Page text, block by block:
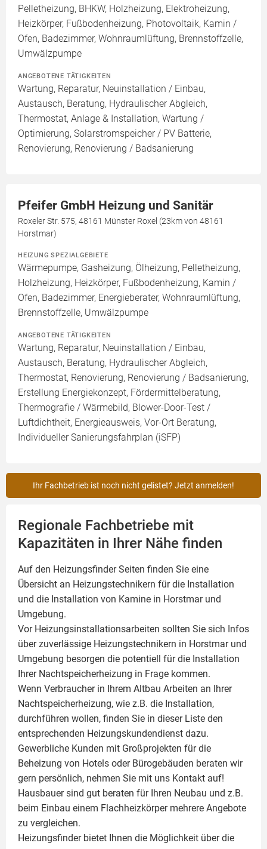
Pelletheizung, BHKW, Holzheizung, Elektroheizung,
Heizkörper, Fußbodenheizung, Photovoltaik, Kamin /
Ofen, Badezimmer, Wohnraumlüftung, Brennstoffzelle,
Umwälzpumpe
ANGEBOTENE TÄTIGKEITEN
Wartung, Reparatur, Neuinstallation / Einbau,
Austausch, Beratung, Hydraulischer Abgleich,
Thermostat, Anlage & Installation, Wartung /
Optimierung, Solarstromspeicher / PV Batterie,
Renovierung, Renovierung / Badsanierung
Pfeifer GmbH Heizung und Sanitär
Roxeler Str. 575, 48161 Münster Roxel (23km von 48161
Horstmar)
HEIZUNG SPEZIALGEBIETE
Wärmepumpe, Gasheizung, Ölheizung, Pelletheizung,
Holzheizung, Heizkörper, Fußbodenheizung, Kamin /
Ofen, Badezimmer, Energieberater, Wohnraumlüftung,
Brennstoffzelle, Umwälzpumpe
ANGEBOTENE TÄTIGKEITEN
Wartung, Reparatur, Neuinstallation / Einbau,
Austausch, Beratung, Hydraulischer Abgleich,
Thermostat, Renovierung, Renovierung / Badsanierung,
Erstellung Energiekonzept, Fördermittelberatung,
Thermografie / Wärmebild, Blower-Door-Test /
Luftdichtheit, Energieausweis, Vor-Ort Beratung,
Individueller Sanierungsfahrplan (iSFP)
Ihr Fachbetrieb ist noch nicht gelistet? Jetzt anmelden!
Regionale Fachbetriebe mit
Kapazitäten in Ihrer Nähe finden
Auf den Heizungsfinder Seiten finden Sie eine
Übersicht an Heizungstechnikern für die Installation
und die Installation von Kamine in Horstmar und
Umgebung.
Vor Heizungsinstallationsarbeiten sollten Sie sich Infos
über zuverlässige Heizungstechnikern in Horstmar und
Umgebung besorgen die potentiell für die Installation
Ihrer Nachtspeicherheizung in Frage kommen.
Wenn Verbraucher in Ihrem Altbau Arbeiten an Ihrer
Nachtspeicherheizung, wie z.B. die Installation,
durchführen wollen, finden Sie in dieser Liste den
entsprechenden Heizungskundendienst dazu.
Gewerbliche Kunden mit Großprojekten für die
Beheizung von Hotels oder Bürogebäuden beraten wir
gern persönlich, nehmen Sie mit uns Kontakt auf!
Hausbauer sind gut beraten für Ihren Neubau und z.B.
beim Einbau einem Flachheizkörpermehrere Angebote
zu vergleichen.
Heizungsfinder bietet Ihnen die Möglichkeit über die